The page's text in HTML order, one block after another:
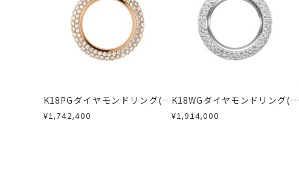
K18PGダイヤモンドリング(エ
テルノ)
¥1,742,400
K18WGダイヤモンドリング(エ
テルノ)
¥1,914,000